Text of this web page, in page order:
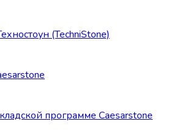
(TechniStone)
программе Caesarstone